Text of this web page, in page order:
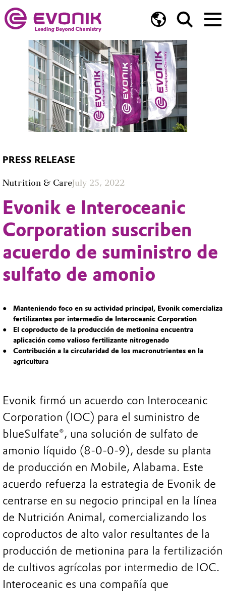
PRESS RELEASE
Nutrition & CareJuly 25, 2022
Evonik e Interoceanic
Corporation suscriben
acuerdo de suministro de
sulfato de amonio
Manteniendo foco en su actividad principal, Evonik comercializa
fertilizantes por intermedio de Interoceanic Corporation
El coproducto de la producción de metionina encuentra
aplicación como valioso fertilizante nitrogenado
Contribución a la circularidad de los macronutrientes en la
agricultura
Evonik firmó un acuerdo con Interoceanic
Corporation (IOC) para el suministro de
blueSulfate®, una solución de sulfato de
amonio líquido (8-0-0-9), desde su planta
de producción en Mobile, Alabama. Este
acuerdo refuerza la estrategia de Evonik de
centrarse en su negocio principal en la línea
de Nutrición Animal, comercializando los
coproductos de alto valor resultantes de la
producción de metionina para la fertilización
de cultivos agrícolas por intermedio de IOC.
Interoceanic es una compañía que